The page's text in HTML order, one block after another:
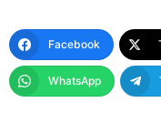
Facebook
WhatsApp